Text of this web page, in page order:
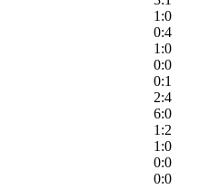
1:0
0:4
1:0
0:0
0:1
2:4
6:0
1:2
1:0
0:0
0:0